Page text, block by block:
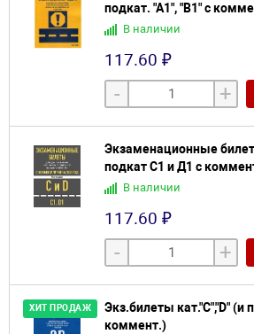
подкат. "А1", "В1" с
В наличии
117.60 ₽
- +
Экзаменационные
подкат С1 и Д1 с
В наличии
117.60 ₽
- +
ХИТ ПРОДАЖ
Экз.билеты кат."С","D" (и
коммент.)